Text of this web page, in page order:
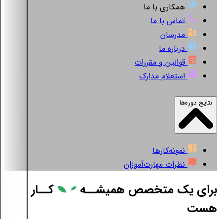
همکاری با ما
تماس با ما
مدرسان
درباره ما
قوانین و مقررات
استعلام مدارک
نتایج دوره‌ها
نمونه‌کارها
نظرات مهارت‌آموزان
برای یک متخصص همیشــه
کــار
هست